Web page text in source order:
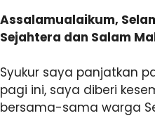
Assalamualaikum,
Sejahtera dan Salam
Syukur saya panjatkan
pagi ini, saya diberi
bersama-sama warga